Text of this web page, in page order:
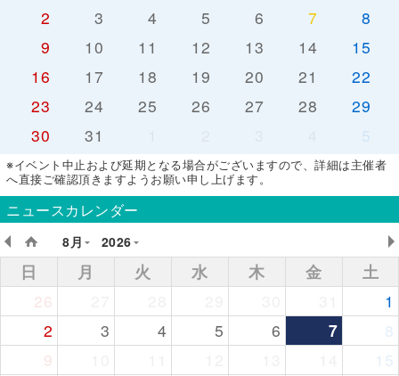
2
3 4 5 6 7
8
9
10 11 12 13 14
15
16
17 18 19 20 21
22
23
24 25 26 27 28
29
30
31 5
※イベント中止および延期となる場合がございますので、詳細は主催者
へ直接ご確認頂きますようお願い申し上げます。
ニュースカレンダー
8月
2026
日 月 火 水 木 金
土
26
1
2
3 4 5 6 7
8
9
15